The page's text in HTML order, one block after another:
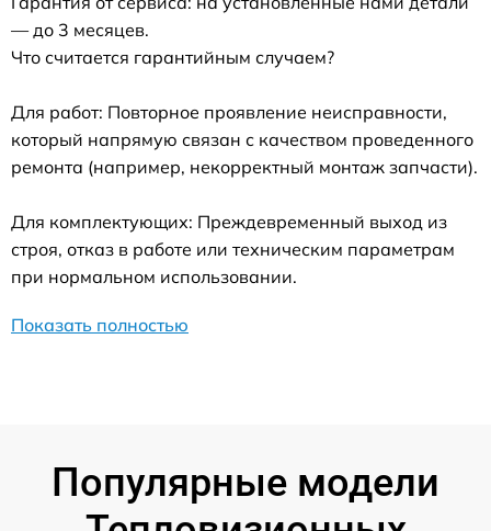
— до 3 месяцев.
Что считается гарантийным случаем?
Для работ: Повторное проявление неисправности,
который напрямую связан с качеством проведенного
ремонта (например, некорректный монтаж запчасти).
Для комплектующих: Преждевременный выход из
строя, отказ в работе или техническим параметрам
при нормальном использовании.
Показать полностью
Популярные модели